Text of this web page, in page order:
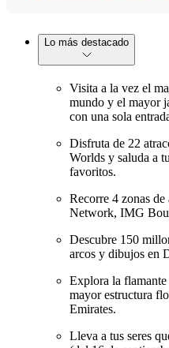
Lo más destacado
Visita a la vez el
mundo y el mayor
con una sola
Disfruta de 22
Worlds y saluda a
favoritos.
Recorre 4 zonas
Network, IMG
Descubre 150
arcos y dibujos en
Explora la
mayor estructura
Emirates.
Lleva a tus seres